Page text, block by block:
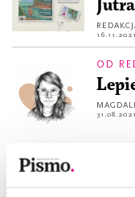
16.11.2021
OD
31.08.2021